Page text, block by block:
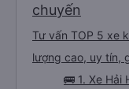
chuyến
Tư vấn TOP 5 xe
lượng cao, uy tín,
🚌 1. Xe Hải